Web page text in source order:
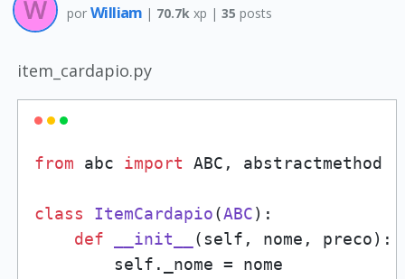
por William | 70.7k xp |35 posts
item_cardapio.py
from abc import ABC, abstractmethod
class ItemCardapio(ABC):
def
__init__ (self, nome, preco):
        self._nome = nome